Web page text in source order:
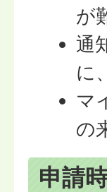
が
通
に
マ
の
申請